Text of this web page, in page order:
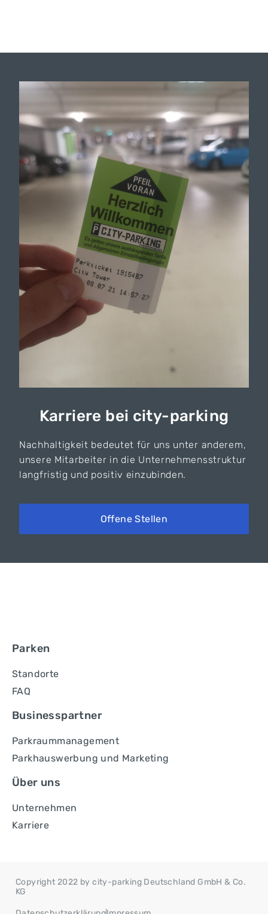
Karriere bei city-parking
Nachhaltigkeit bedeutet für uns unter anderem,
unsere Mitarbeiter in die Unternehmensstruktur
langfristig und positiv einzubinden.
Offene Stellen
Parken
Standorte
FAQ
Businesspartner
Parkraummanagement
Parkhauswerbung und Marketing
Über uns
Unternehmen
Karriere
Copyright 2022 by city-parking Deutschland GmbH & Co.
KG